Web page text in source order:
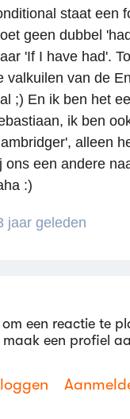
Reageren
staat een
geen dubbel
'If I have had'.
valkuilen van de
;) En ik ben het
ik ben
alleen
ons een andere
:)
jaar geleden
om een reactie te
een profiel